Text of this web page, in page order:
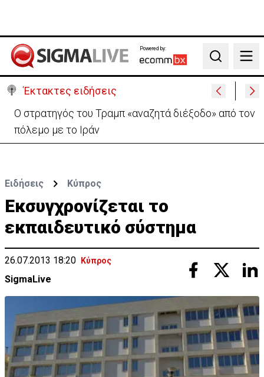
Powered by:
Search
Έκτακτες ειδήσεις
Ο στρατηγός του Τραμπ «αναζητά διέξοδο» από τον
πόλεμο με το Ιράν
Ειδήσεις Κύπρος
Εκσυγχρονίζεται το
εκπαιδευτικό σύστημα
26.07.2013 18:20 Κύπρος
SigmaLive